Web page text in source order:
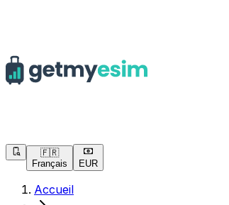
🇫🇷
Français
EUR
Accueil